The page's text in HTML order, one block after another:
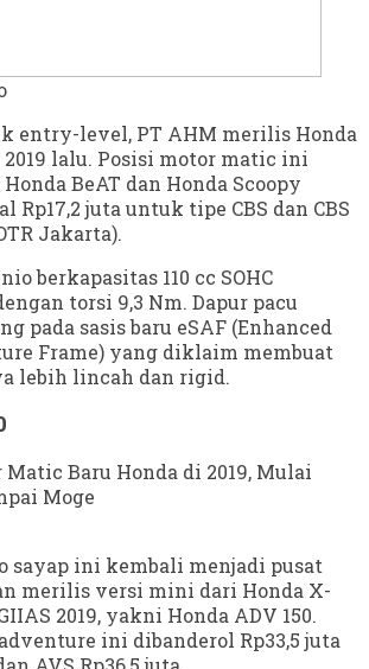
entry-level, PT AHM merilis Honda
2019 lalu. Posisi motor matic ini
BeAT dan Honda Scoopy
Rp17,2 juta untuk tipe CBS dan CBS
Jakarta).
berkapasitas 110 cc SOHC
torsi 9,3 Nm. Dapur pacu
pada sasis baru eSAF (Enhanced
Frame) yang diklaim membuat
lebih lincah dan rigid.
sayap ini kembali menjadi pusat
merilis versi mini dari Honda X-
2019, yakni Honda ADV 150.
ini dibanderol Rp33,5 juta